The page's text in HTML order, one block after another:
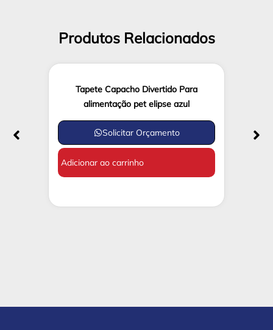
Produtos Relacionados
Tapete Capacho Divertido Para
alimentação pet elipse azul
Solicitar Orçamento
Adicionar ao carrinho